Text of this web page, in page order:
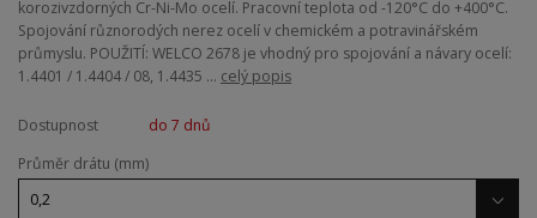
korozivzdorných Cr-Ni-Mo ocelí. Pracovní teplota od -120°C do +400°C.
Spojování různorodých nerez ocelí v chemickém a potravinářském
průmyslu. POUŽITÍ: WELCO 2678 je vhodný pro spojování a návary ocelí:
1.4401 / 1.4404 / 08, 1.4435 ... celý popis
Dostupnost
do 7 dnů
Průměr drátu (mm)